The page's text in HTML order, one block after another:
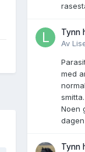
Tynn
Av
med
Noen
Tynn